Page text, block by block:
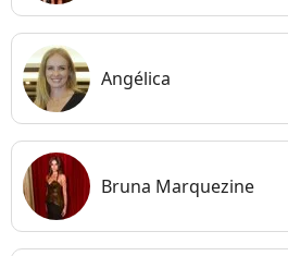
Angélica
Bruna Marquezine